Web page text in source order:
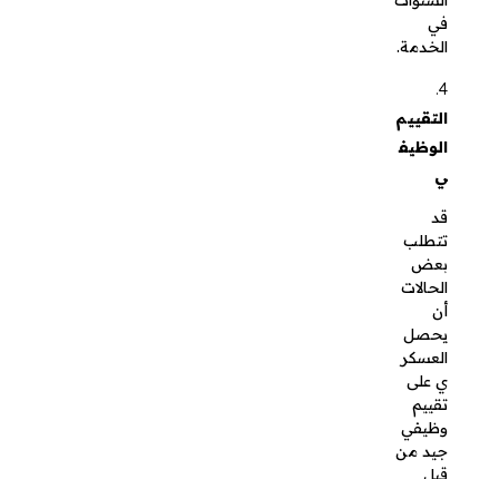
يحصل
العسكري
وظيفي
جيد من
قِبل
حتى
يتمكن من
التقاعد
المبكر،
ويهدف
هذا الشرط
إلى التأكد
من أن
التقاعد لا
يتم بسبب